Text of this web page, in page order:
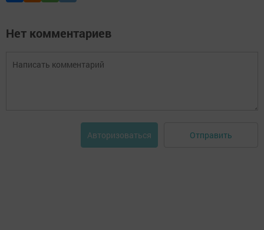
Нет комментариев
Авторизоваться Отправить